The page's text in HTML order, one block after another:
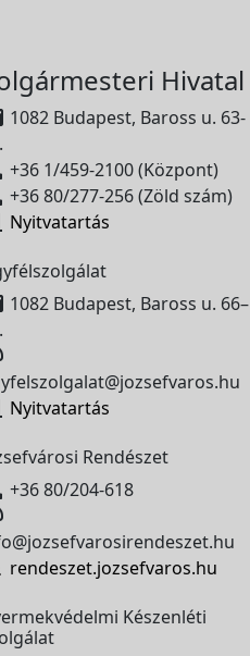
Hivatal
1082 Budapest, Baross u. 63-
+36 1/459-2100 (Központ)
+36 80/277-256 (Zöld szám)
Nyitvatartás
1082 Budapest, Baross u. 66–
Nyitvatartás
Rendészet
+36 80/204-618
rendeszet.jozsefvaros.hu
Készenléti